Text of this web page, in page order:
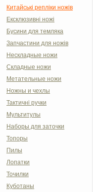
Китайські репліки ножів
Ексклюзивні ножі
Бусини для темляка
Запчастини для ножів
Нескладные ножи
Складные ножи
Метательные ножи
Ножны и чехлы
Тактичні ручки
Мультитулы
Наборы для заточки
Топоры
Пилы
Лопатки
Точилки
Куботаны